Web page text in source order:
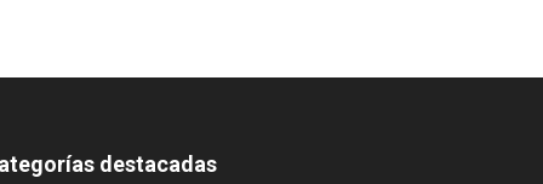
destacadas